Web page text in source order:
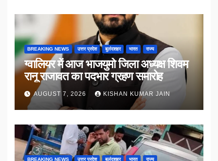
BREAKING NEWS उत्तर प्रदेश बुलंदशहर भारत राज्य
ग्वालियर में आज भाजयुमो जिला अध्यक्ष शिवम
रानू राजावत का पदभार ग्रहण समारोह
AUGUST 7, 2026 KISHAN KUMAR JAIN
BREAKING NEWS उत्तर प्रदेश बुलंदशहर भारत राज्य